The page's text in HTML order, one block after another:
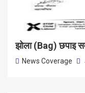
झोला (Bag) छपाइ
News Coverage